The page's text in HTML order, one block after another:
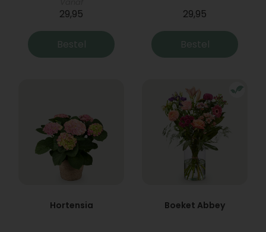
29,95
Bestel
29,95
Bestel
Hortensia Boeket Abbey